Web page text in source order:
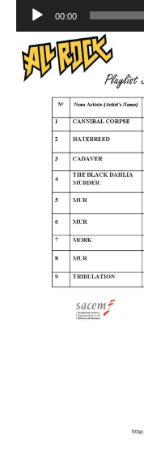
Lecteur
audio
00:00